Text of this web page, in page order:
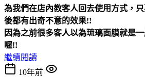
為我們在店內教客人回去使用方式，
後都有出奇不意的效果!!
因為之前很多客人以為琉璃面膜就是
喔!!
繼續閱讀
10年前